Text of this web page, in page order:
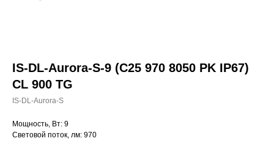
IS-DL-Aurora-S-9 (C25 970 8050 PK IP67)
CL 900 TG
IS-DL-Aurora-S
Мощность, Вт: 9
Световой поток, лм: 970